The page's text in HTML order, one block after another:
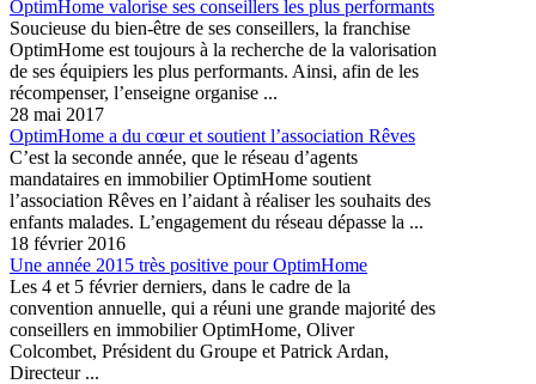
OptimHome valorise ses conseillers les plus performants
Soucieuse du bien-être de ses conseillers, la franchise
OptimHome est toujours à la recherche de la valorisation
de ses équipiers les plus performants. Ainsi, afin de les
récompenser, l’enseigne organise ...
28 mai 2017
OptimHome a du cœur et soutient l’association Rêves
C’est la seconde année, que le réseau d’agents
mandataires en immobilier OptimHome soutient
l’association Rêves en l’aidant à réaliser les souhaits des
enfants malades. L’engagement du réseau dépasse la ...
18 février 2016
Une année 2015 très positive pour OptimHome
Les 4 et 5 février derniers, dans le cadre de la
convention annuelle, qui a réuni une grande majorité des
conseillers en immobilier OptimHome, Oliver
Colcombet, Président du Groupe et Patrick Ardan,
Directeur ...